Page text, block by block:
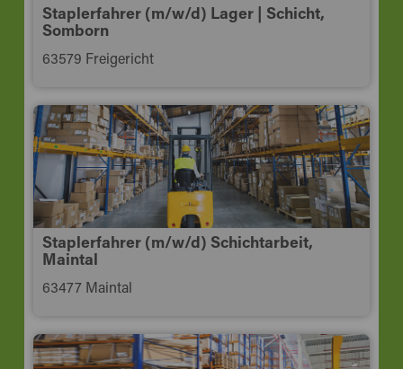
Staplerfahrer (m/w/d) Lager | Schicht,
Somborn
63579 Freigericht
Staplerfahrer (m/w/d) Schichtarbeit,
Maintal
63477 Maintal